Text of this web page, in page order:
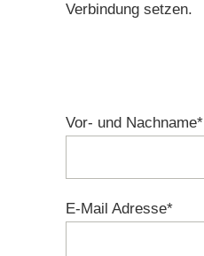
Verbindung setzen.
Vor- und Nachname*
E-Mail Adresse*